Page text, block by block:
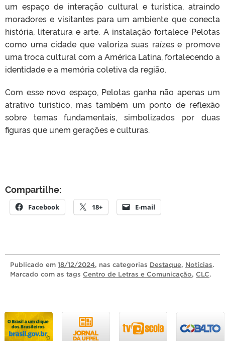
um espaço de interação cultural e turística, atraindo
moradores e visitantes para um ambiente que conecta
história, literatura e arte. A instalação fortalece Pelotas
como uma cidade que valoriza suas raízes e promove
uma troca cultural com a América Latina, fortalecendo a
identidade e a memória coletiva da região.
Com esse novo espaço, Pelotas ganha não apenas um
atrativo turístico, mas também um ponto de reflexão
sobre temas fundamentais, simbolizados por duas
figuras que unem gerações e culturas.
Compartilhe:
Facebook 18+ E-mail
Publicado em 18/12/2024, nas categorias Destaque, Notícias.
Marcado com as tags Centro de Letras e Comunicação, CLC.